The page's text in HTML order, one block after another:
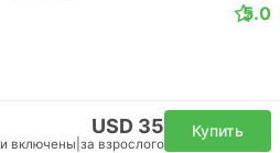
5.0
USD 35
включены за взрослого
Купить